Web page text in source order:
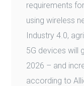
requirements
using wireless
Industry 4.0,
5G devices will
2026 – and
according to